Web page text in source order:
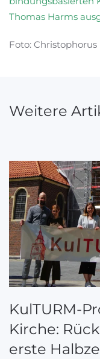
Thomas Harms
Foto:
Weitere
KulTURM-
Kirche:
erste